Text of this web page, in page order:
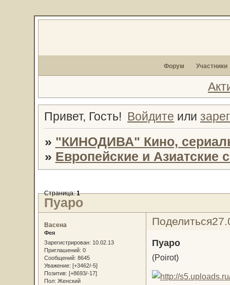
Форум Участники
Привет, Гость! Войдите или
» "КИНОДИВА" Кино,
» Европейские и Азиатские
Пуаро
Страница:1
Поделиться
Васена
Фея
Зарегистрирован: 10.02.13
Приглашений: 0
Сообщений: 8645
Уважение: [+3462/-5]
Позитив: [+8693/-17]
Пол: Женский
Пуаро
(Poirot)